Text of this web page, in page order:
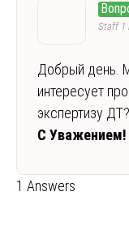
Staff1
Добрый день.
интересует
экспертизу ДТ?
С Уважением!
1 Answers